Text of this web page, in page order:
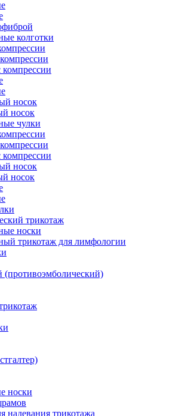
колготки
компрессии
носок
носок
чулки
компрессии
носок
носок
трикотаж
носки
трикотаж для лимфологии
(противоэмболический)
носки
надевания трикотажа